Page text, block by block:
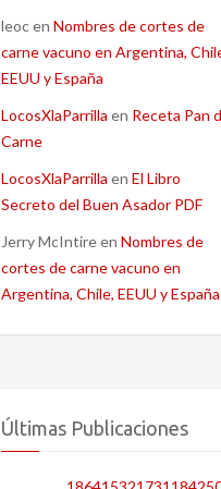
leocen Nombres de cortes de
carne vacuno en Argentina,
EEUU y España
LocosXlaParrilla en Receta Pan
Carne
LocosXlaParrilla en El Libro
Secreto del Buen Asador PDF
Jerry McIntireen Nombres de
cortes de carne vacuno en
Argentina, Chile, EEUU y España
Últimas Publicaciones